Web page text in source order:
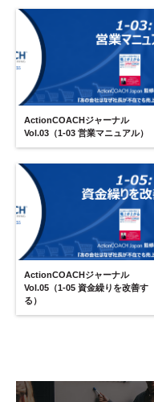
ActionCOACHジャーナル
Vol.03（1-03 営業マニュアル）
ActionCOACHジャーナル
Vol.05（1-05 資金繰りを改善す
る）